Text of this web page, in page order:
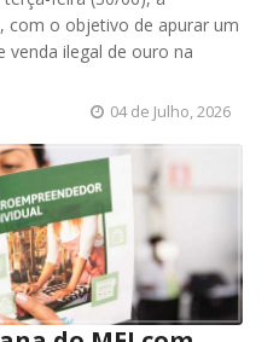
com o objetivo de apurar um
venda ilegal de ouro na
04 de Julho, 2026